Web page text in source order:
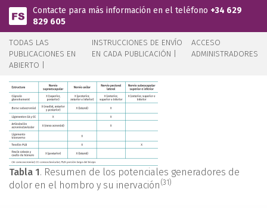
Pasar al contenido principal
Contacte para más información en el teléfono +34 629
829 605
TODAS LAS
PUBLICACIONES EN
ABIERTO |
INSTRUCCIONES DE ENVÍO
EN CADA PUBLICACIÓN |
ACCESO
ADMINISTRADORES
Tabla 1. Resumen de los potenciales generadores de
dolor en el hombro y su inervación (31)